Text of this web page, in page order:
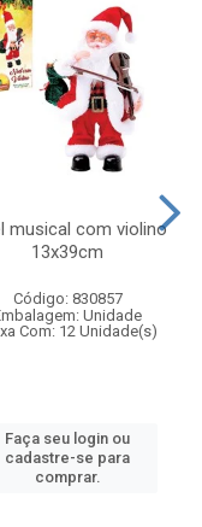
musical com violino
13x39cm
Código: 830857
Unidade
Com: 12 Unidade(s)
Faça seu login ou
cadastre-se para
comprar.